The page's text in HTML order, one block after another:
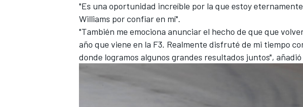
"Es una oportunidad increíble por la que estoy
Williams por confiar en mí".
"También me emociona anunciar el hecho de que que
año que viene en la F3. Realmente disfruté de mi tiempo
donde logramos algunos grandes resultados juntos",